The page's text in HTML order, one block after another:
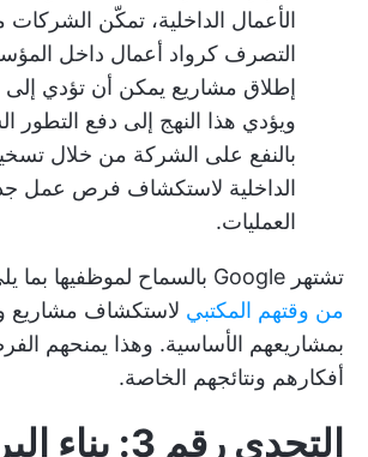
الأعمال الداخلية، تمكّن
التصرف كرواد أعمال داخل
إطلاق مشاريع يمكن أن تؤدي إلى
ويؤدي هذا النهج إلى دفع
بالنفع على الشركة من خلال
الداخلية لاستكشاف فرص عمل
العمليات.
تشتهر Google بالسماح لموظفيها بما يلي
من وقتهم المكتبي لاستكشاف مشاريع
بمشاريعهم الأساسية. وهذا يمنحهم
أفكارهم ونتائجهم الخاصة.
التحدي رقم 3: